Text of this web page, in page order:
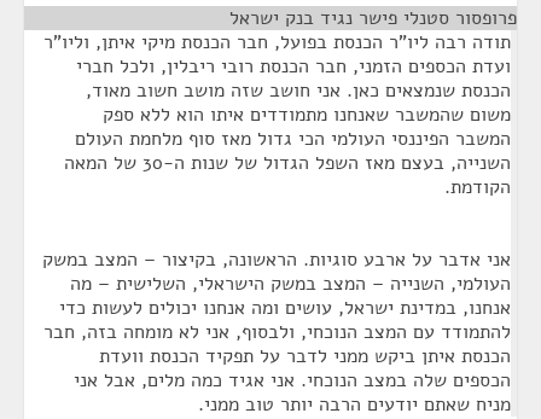
פרופסור סטנלי פישר נגיד בנק ישראל
תודה רבה ליו"ר הכנסת בפועל, חבר הכנסת מיקי איתן, וליו"ר
ועדת הכספים הזמני, חבר הכנסת רובי ריבלין, ולכל חברי
הכנסת שנמצאים כאן. אני חושב שזה מושב חשוב מאוד,
משום שהמשבר שאנחנו מתמודדים איתו הוא ללא ספק
המשבר הפיננסי העולמי הכי גדול מאז סוף מלחמת העולם
השנייה, בעצם מאז השפל הגדול של שנות ה-30 של המאה
הקודמת.
אני אדבר על ארבע סוגיות. הראשונה, בקיצור – המצב במשק
העולמי, השנייה – המצב במשק הישראלי, השלישית – מה
אנחנו, במדינת ישראל, עושים ומה אנחנו יכולים לעשות כדי
להתמודד עם המצב הנוכחי, ולבסוף, אני לא מומחה בזה, חבר
הכנסת איתן ביקש ממני לדבר על תפקיד הכנסת וועדת
הכספים שלה במצב הנוכחי. אני אגיד כמה מלים, אבל אני
מניח שאתם יודעים הרבה יותר טוב ממני.